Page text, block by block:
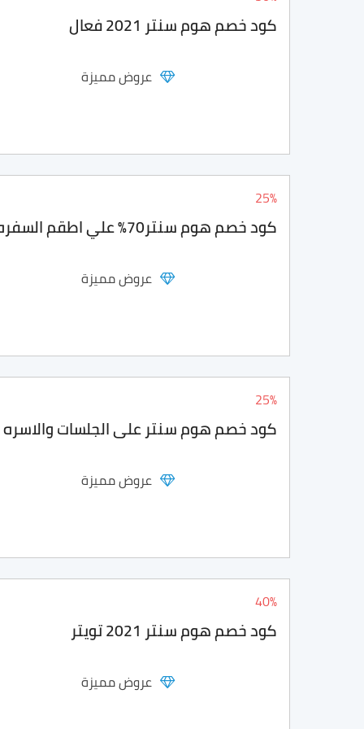
كود خصم هوم سنتر 2021 فعال
عروض مميزة
25%
كود خصم هوم سنتر70% علي اطقم السفره
عروض مميزة
25%
كود خصم هوم سنتر على الجلسات والاسره
عروض مميزة
40%
كود خصم هوم سنتر 2021 تويتر
عروض مميزة